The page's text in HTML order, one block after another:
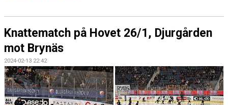
Knattematch på Hovet 26/1, Djurgården
mot Brynäs
2024-02-13 22:42